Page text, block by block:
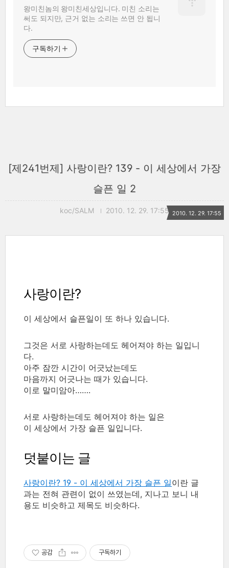
왕미친놈의 왕미친세상입니다. 미친 소리는
써도 되지만, 근거 없는 소리는 쓰면 안 됩니
다.
구독하기
[제241번제] 사랑이란? 139 - 이 세상에서 가장
슬픈 일 2
koc/SALM 2010. 12. 29. 17:55 2010. 12. 29. 17:55
사랑이란?
이 세상에서 슬픈일이 또 하나 있습니다.
그것은 서로 사랑하는데도 헤어져야 하는 일입니
다.
아주 잠깐 시간이 어긋났는데도
마음까지 어긋나는 때가 있습니다.
이로 말미암아…….
서로 사랑하는데도 헤어져야 하는 일은
이 세상에서 가장 슬픈 일입니다.
덧붙이는 글
사랑이란? 19 - 이 세상에서 가장 슬픈 일이란 글
과는 전혀 관련이 없이 쓰였는데, 지나고 보니 내
용도 비슷하고 제목도 비슷하다.
공감 구독하기